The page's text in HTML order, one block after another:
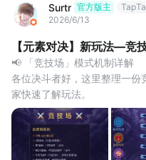
Surtr 官方版主
2026/6/13
【元素对决】新玩法—竞
📢 「竞技场」模式机制详解
各位决斗者好，这里整理一
家快速了解玩法。
🎯 一句话概括
竞技场是一个「轮抓构筑 +
同一个卡池中交替选牌组建
决。不需要提前准备卡组，